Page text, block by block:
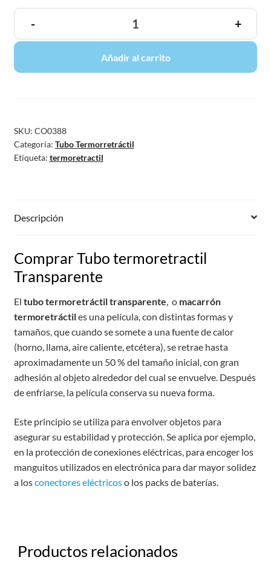
- +
Añadir al carrito
SKU: CO0388
Categoría: Tubo Termorretráctil
Etiqueta: termoretractil
Descripción
Comprar Tubo termoretractil
Transparente
El tubo termoretráctil transparente, o macarrón
termoretráctiles una película, con distintas formas y
tamaños, que cuando se somete a una fuente de calor
(horno, llama, aire caliente, etcétera), se retrae hasta
aproximadamente un 50 % del tamaño inicial, con gran
adhesión al objeto alrededor del cual se envuelve. Después
de enfriarse, la película conserva su nueva forma.
Este principio se utiliza para envolver objetos para
asegurar su estabilidad y protección. Se aplica por ejemplo,
en la protección de conexiones eléctricas, para encoger los
manguitos utilizados en electrónica para dar mayor solidez
a losconectores eléctricoso los packs de baterías.
Productos relacionados